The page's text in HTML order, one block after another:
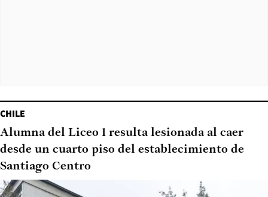
CHILE
Alumna del Liceo 1 resulta lesionada al caer
desde un cuarto piso del establecimiento de
Santiago Centro